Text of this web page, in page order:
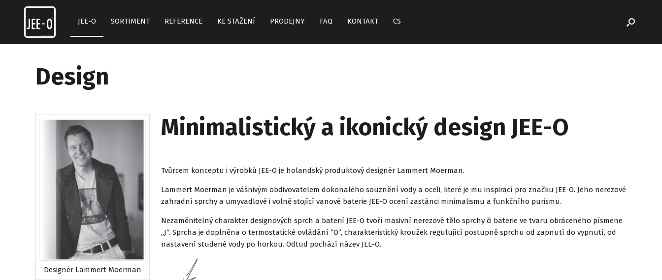
JEE-O SORTIMENT REFERENCE KE STAŽENÍ PRODEJNY FAQ KONTAKT CS
Design
Designér Lammert Moerman
Minimalistický a ikonický design JEE-O
Tvůrcem konceptu i výrobků JEE-O je holandský produktový designér Lammert Moerman.
Lammert Moerman je vášnivým obdivovatelem dokonalého souznění vody a oceli, které je mu inspirací pro značku JEE-O. Jeho nerezové
zahradní sprchy a umyvadlové i volně stojící vanové baterie JEE-O ocení zastánci minimalismu a funkčního purismu.
Nezaměnitelný charakter designových sprch a baterií JEE-O tvoří masivní nerezové tělo sprchy či baterie ve tvaru obráceného písmene
„J“. Sprcha je doplněna o termostatické ovládání “O”, charakteristický kroužek regulující postupně sprchu od zapnutí do vypnutí, od
nastavení studené vody po horkou. Odtud pochází název JEE-O.